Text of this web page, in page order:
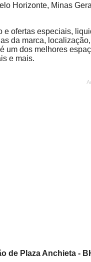
Horizonte, Minas
e ofertas especiais,
da marca,
um dos melhores
e mais.
de Plaza Anchieta -